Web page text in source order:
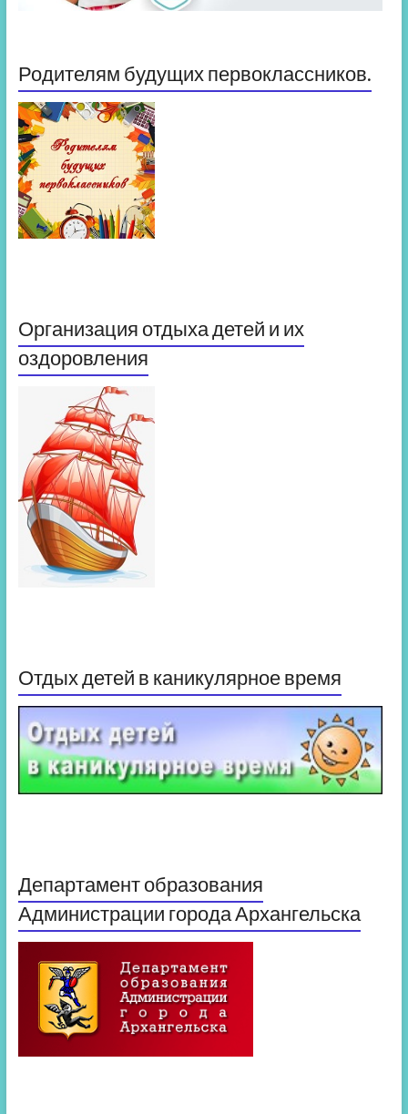
Родителям будущих первоклассников.
Организация отдыха детей и их
оздоровления
Отдых детей в каникулярное время
Департамент образования
Администрации города Архангельска